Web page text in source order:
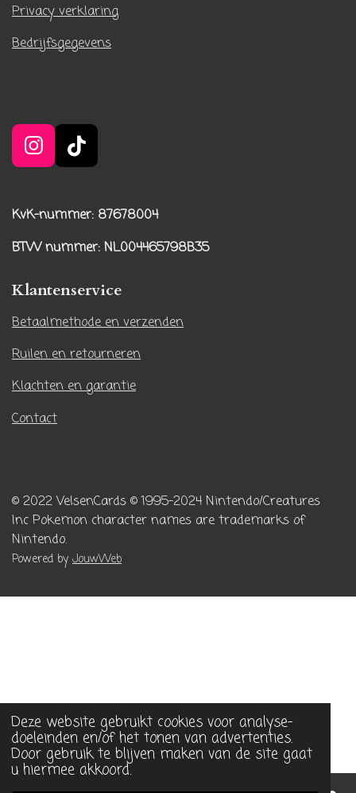
Deze website gebruikt cookies voor analyse-
doeleinden en/of het tonen van advertenties.
Door gebruik te blijven maken van de site gaat
u hiermee akkoord.
Privacy verklaring
Bedrijfsgegevens
I
n
t
a
g
a
m
T
i
T
o
k
KvK-nummer: 87678004
BTW nummer: NL004465798B35
Klantenservice
Betaalmethode en verzenden
Ruilen en retourneren
Klachten en garantie
Contact
© 2022 VelsenCards © 1995-2024 Nintendo/Creatures
Inc Pokemon character names are trademarks of
Nintendo.
Powered byJouwWeb